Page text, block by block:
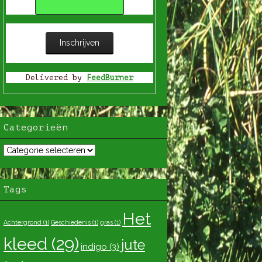
Delivered by FeedBurner
Categorieën
Tags
Achtergrond (1) Geschiedenis (1) gras (1) Het
kleed (29) indigo (3) jute